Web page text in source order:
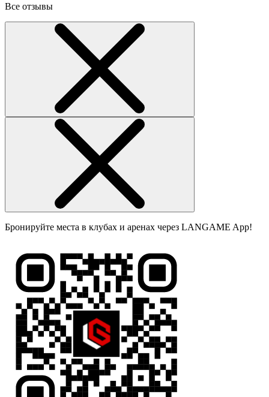
Все отзывы
Бронируйте места в клубах и аренах через LANGAME App!